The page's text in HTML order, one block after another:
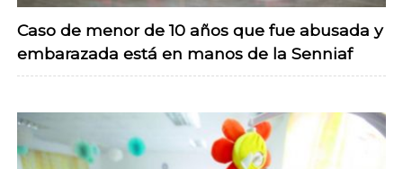
Caso de menor de 10 años que fue abusada y
embarazada está en manos de la Senniaf